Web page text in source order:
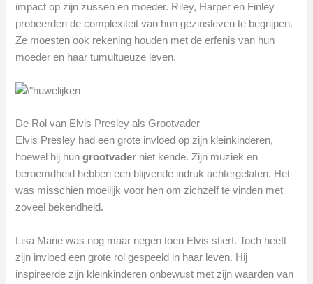
impact op zijn zussen en moeder. Riley, Harper en Finley
probeerden de complexiteit van hun gezinsleven te begrijpen.
Ze moesten ook rekening houden met de erfenis van hun
moeder en haar tumultueuze leven.
De Rol van Elvis Presley als Grootvader
Elvis Presley had een grote invloed op zijn kleinkinderen,
hoewel hij hungrootvader niet kende. Zijn muziek en
beroemdheid hebben een blijvende indruk achtergelaten. Het
was misschien moeilijk voor hen om zichzelf te vinden met
zoveel bekendheid.
Lisa Marie was nog maar negen toen Elvis stierf. Toch heeft
zijn invloed een grote rol gespeeld in haar leven. Hij
inspireerde zijn kleinkinderen onbewust met zijn waarden van